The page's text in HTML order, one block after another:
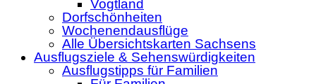
Vogtland
Dorfschönheiten
Wochenendausflüge
Alle Übersichtskarten Sachsens
Ausflugsziele & Sehenswürdigkeiten
Ausflugstipps für Familien